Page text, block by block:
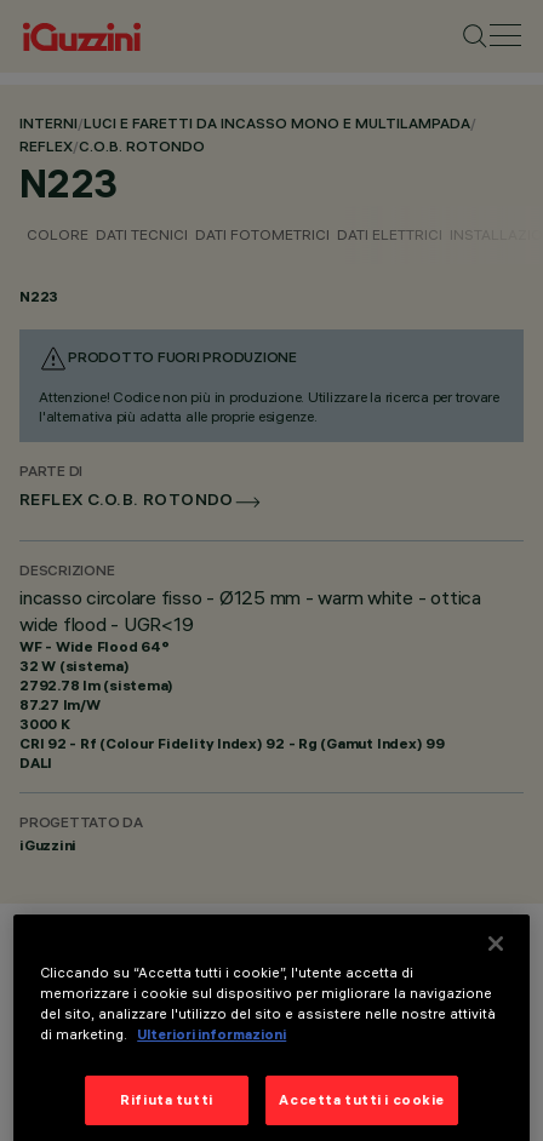
INTERNI/LUCI E FARETTI DA INCASSO MONO E MULTILAMPADA/
REFLEX/C.O.B. ROTONDO
N223
COLORE DATI TECNICI DATI FOTOMETRICI DATI ELETTRICI
N223
PRODOTTO FUORI PRODUZIONE
Attenzione! Codice non più in produzione. Utilizzare la ricerca per trovare
l'alternativa più adatta alle proprie esigenze.
PARTE DI
REFLEX C.O.B. ROTONDO
DESCRIZIONE
incasso circolare fisso - Ø125 mm - warm white - ottica
wide flood - UGR<19
WF - Wide Flood 64°
32 W (sistema)
2792.78 lm (sistema)
87.27 lm/W
3000 K
CRI 92 - Rf (Colour Fidelity Index) 92 - Rg (Gamut Index) 99
DALI
PROGETTATO DA
iGuzzini
COLORE
Cliccando su “Accetta tutti i cookie”, l'utente accetta di
memorizzare i cookie sul dispositivo per migliorare la navigazione
del sito, analizzare l'utilizzo del sito e assistere nelle nostre attività
di marketing.
Ulteriori informazioni
Rifiuta tutti Accetta tutti i cookie